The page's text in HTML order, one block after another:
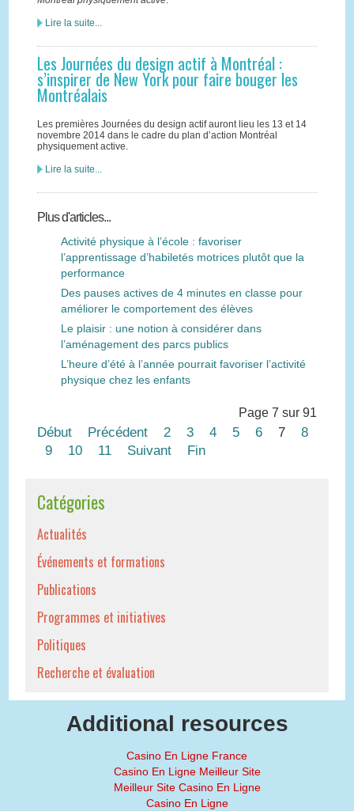
Lire la suite...
Les Journées du design actif à Montréal :
s’inspirer de New York pour faire bouger les
Montréalais
Les premières Journées du design actif auront lieu les 13 et 14
novembre 2014 dans le cadre du plan d’action Montréal
physiquement active.
Lire la suite...
Plus d'articles...
Activité physique à l’école : favoriser
l’apprentissage d’habiletés motrices plutôt que la
performance
Des pauses actives de 4 minutes en classe pour
améliorer le comportement des élèves
Le plaisir : une notion à considérer dans
l’aménagement des parcs publics
L’heure d’été à l’année pourrait favoriser l’activité
physique chez les enfants
Page 7 sur 91
Début Précédent 2 3 4 5 6 7
8
9
10 11 Suivant Fin
Catégories
Actualités
Événements et formations
Publications
Programmes et initiatives
Politiques
Recherche et évaluation
Additional resources
Casino En Ligne France
Casino En Ligne Meilleur Site
Meilleur Site Casino En Ligne
Casino En Ligne